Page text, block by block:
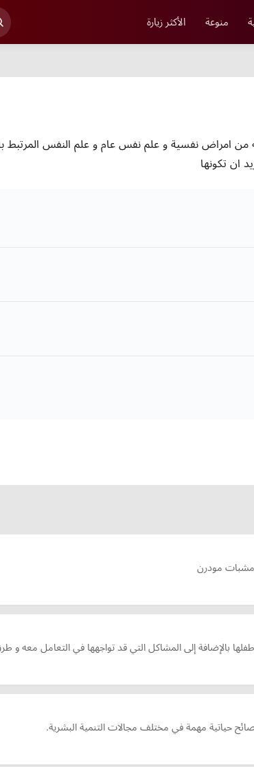
منوعة الأكثر زيارة
نفسية و علم نفس عام و علم النفس المرتبط
ان تكونها
مودرن
بالإضافة إلى المشاكل التي قد تواجهها في التعامل معه و
حياتية مهمة في مختلف مجالات التنمية البشرية.